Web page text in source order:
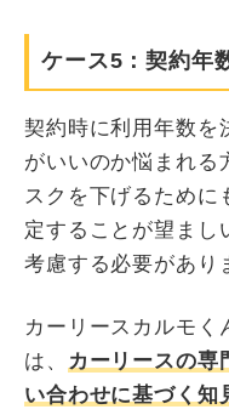
ケース5：契約年
契約時に利用年数を
がいいのか悩まれる
スクを下げるために
定することが望まし
考慮する必要があり
カーリースカルモく
は、
カーリースの専
い合わせに基づく知